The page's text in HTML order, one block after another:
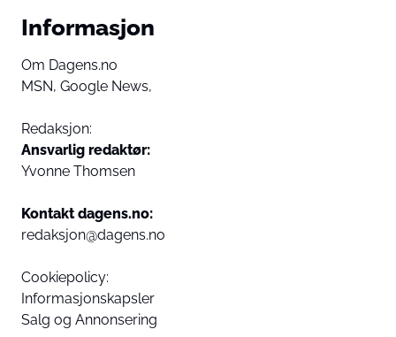
Informasjon
Om Dagens.no
MSN, Google News,
Redaksjon:
Ansvarlig redaktør:
Yvonne Thomsen
Kontakt dagens.no:
redaksjon@dagens.no
Cookiepolicy:
Informasjonskapsler
Salg og Annonsering